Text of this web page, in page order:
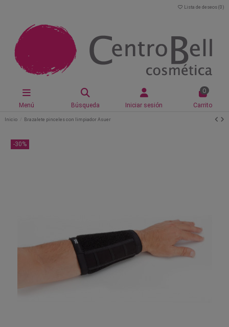
Lista de deseos (0 )
Menú Búsqueda Iniciar sesión
0
Carrito
Inicio Brazalete pinceles con limpiador Asuer
-30%